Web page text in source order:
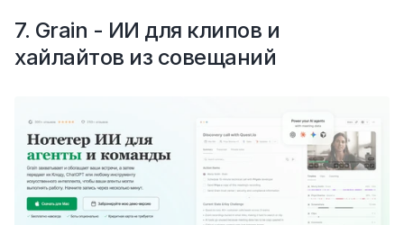
7. Grain - ИИ для клипов и
хайлайтов из совещаний